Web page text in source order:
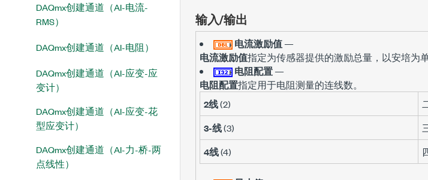
DAQmx创建通道（AI-电流-
RMS）
DAQmx创建通道（AI-电阻）
DAQmx创建通道（AI-应变-应
变计）
DAQmx创建通道（AI-应变-花
型应变计）
DAQmx创建通道（AI-力-桥-两
点线性）
输入/输出
电流激励值—
电流激励值指定为传感器提供的激励总量，以安培为
电阻配置—
电阻配置指定用于电阻测量的连线数。
2线(2)
3-线(3)
4线(4)